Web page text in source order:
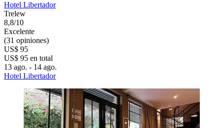
Hotel Libertador
Trelew
8,8/10
Excelente
(31 opiniones)
US$ 95
US$ 95 en total
13 ago. - 14 ago.
Hotel Libertador